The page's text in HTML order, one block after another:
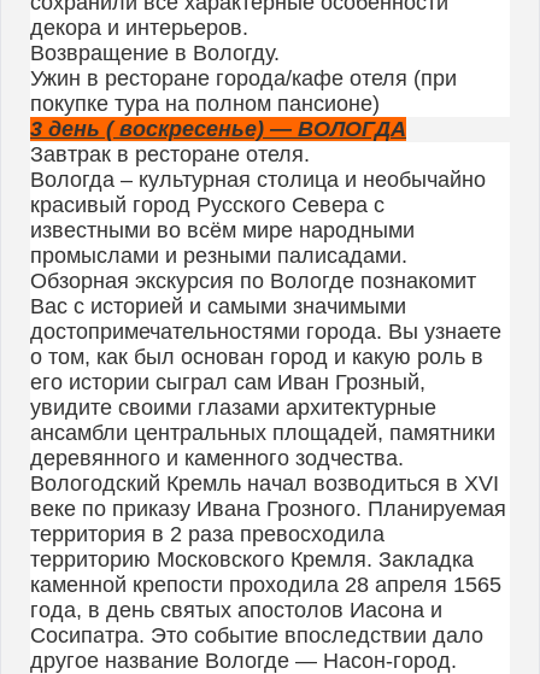
декора и интерьеров.
Возвращение в Вологду.
Ужин в ресторане города/кафе отеля (при
покупке тура на полном пансионе)
3 день ( воскресенье) — ВОЛОГДА
Завтрак в ресторане отеля.
Вологда – культурная столица и необычайно
красивый город Русского Севера с
известными во всём мире народными
промыслами и резными палисадами.
Обзорная экскурсия по Вологде познакомит
Вас с историей и самыми значимыми
достопримечательностями города. Вы узнаете
о том, как был основан город и какую роль в
его истории сыграл сам Иван Грозный,
увидите своими глазами архитектурные
ансамбли центральных площадей, памятники
деревянного и каменного зодчества.
Вологодский Кремль начал возводиться в XVI
веке по приказу Ивана Грозного. Планируемая
территория в 2 раза превосходила
территорию Московского Кремля. Закладка
каменной крепости проходила 28 апреля 1565
года, в день святых апостолов Иасона и
Сосипатра. Это событие впоследствии дало
другое название Вологде — Насон-город.